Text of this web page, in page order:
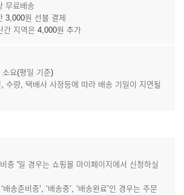
무료배송
3,000원 선불 결제
간 지역은 4,000원 추가
요(평일 기준)
수량, 택배사 사정등에 따라 배송 기일이 지연될
중 '일 경우는 쇼핑몰 마이페이지에서 신청하실
송준비중’, ‘배송중’, ‘배송완료’인 경우는 주문